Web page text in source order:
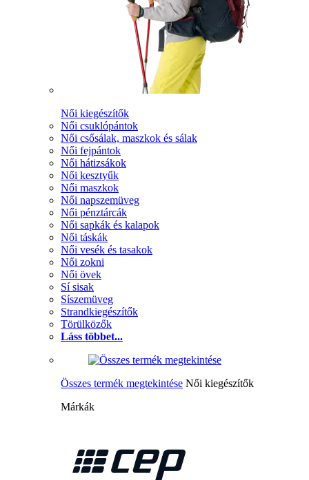
Női kiegészítők
Női csuklópántok
Női csősálak, maszkok és sálak
Női fejpántok
Női hátizsákok
Női kesztyűk
Női maszkok
Női napszemüveg
Női pénztárcák
Női sapkák és kalapok
Női táskák
Női vesék és tasakok
Női zokni
Női övek
Sí sisak
Síszemüveg
Strandkiegészítők
Törülközők
Láss többet...
Összes termék megtekintése Női kiegészítők
Márkák